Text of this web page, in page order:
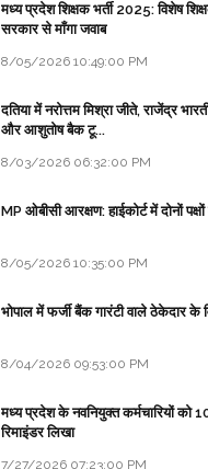
मध्य प्रदेश शिक्षक भर्ती 2025: विशेष
सरकार से माँगा जवाब
8/05/2026 10:49:00 PM
दतिया में नरोत्तम मिश्रा जीते, राजेंद्र
और आशुतोष बैक टू...
8/03/2026 06:32:00 PM
MP ओबीसी आरक्षण: हाईकोर्ट में दोनों
8/05/2026 10:35:00 PM
भोपाल में फर्जी बैंक गारंटी वाले ठेकेदार के
8/04/2026 09:53:00 PM
मध्य प्रदेश के नवनियुक्त कर्मचारियों को
रिमाइंडर लिखा
7/27/2026 07:23:00 PM